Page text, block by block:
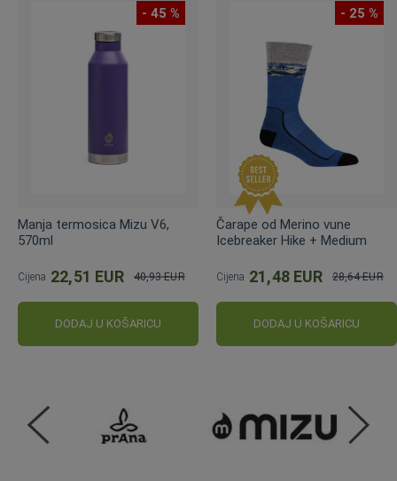
- 45 %
Manja termosica Mizu V6,
570ml
Cijena 22,51 EUR
cijena
40,93 EUR
DODAJ U KOŠARICU
- 25 %
Čarape od Merino vune
Icebreaker Hike + Medium
Cijena 21,48 EUR
cijena
28,64 EUR
DODAJ U KOŠARICU